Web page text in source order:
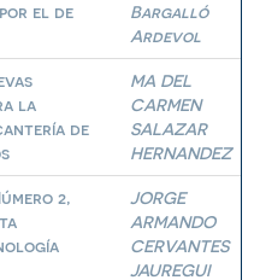
el de
Bargalló
Ardevol
la
de
MA DEL
CARMEN
SALAZAR
HERNANDEZ
2,
JORGE
ARMANDO
CERVANTES
JAUREGUI